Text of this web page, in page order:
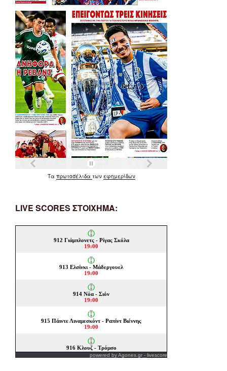
Τα πρωτοσέλιδα των εφημερίδων
LIVE SCORES ΣΤΟΙΧΗΜΑ:
powered byAgones.gr - livescore